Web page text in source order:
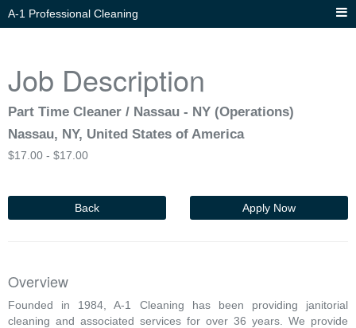
A-1 Professional Cleaning
Job Description
Part Time Cleaner / Nassau - NY (Operations)
Nassau, NY, United States of America
$17.00 - $17.00
Back Apply Now
Overview
Founded in 1984, A-1 Cleaning has been providing janitorial
cleaning and associated services for over 36 years. We provide